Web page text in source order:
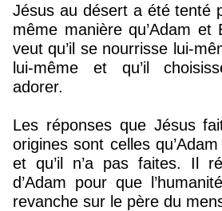
Jésus au désert a été tenté
même manière qu’Adam et
veut qu’il se nourrisse lui-
lui-même et qu’il
adorer.
Les réponses que Jésus
origines sont celles
et qu’il n’a pas faites. Il
d’Adam pour que
revanche sur le père du